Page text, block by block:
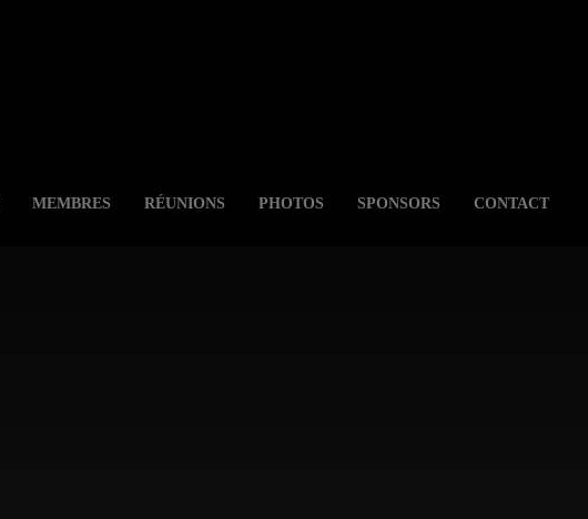
MEMBRES RÉUNIONS PHOTOS SPONSORS CONTACT